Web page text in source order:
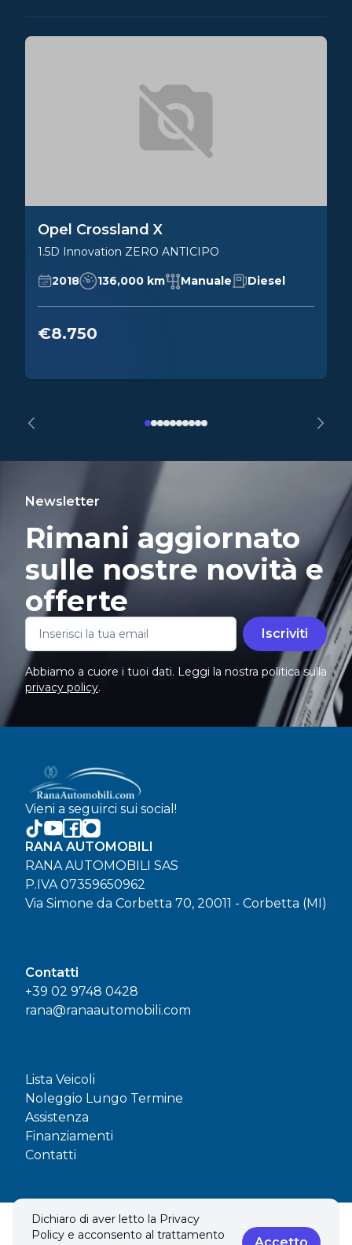
Opel Crossland X
1.5D Innovation ZERO ANTICIPO
2018 136,000 km Manuale Diesel
€8.750
Newsletter
Rimani aggiornato
sulle nostre novità e
offerte
Iscriviti
Abbiamo a cuore i tuoi dati. Leggi la nostra politica sulla
privacy policy.
Vieni a seguirci sui social!
RANA AUTOMOBILI
RANA AUTOMOBILI SAS
P.IVA 07359650962
Via Simone da Corbetta 70, 20011 - Corbetta (MI)
Contatti
+39 02 9748 0428
rana@ranaautomobili.com
Lista Veicoli
Noleggio Lungo Termine
Assistenza
Finanziamenti
Contatti
Dichiaro di aver letto la Privacy
Policy e acconsento al trattamento
© 2026 RANA AUTOMOBILI SAS. Tutti i diritti riservati.
Privacy policy & Cookies policy